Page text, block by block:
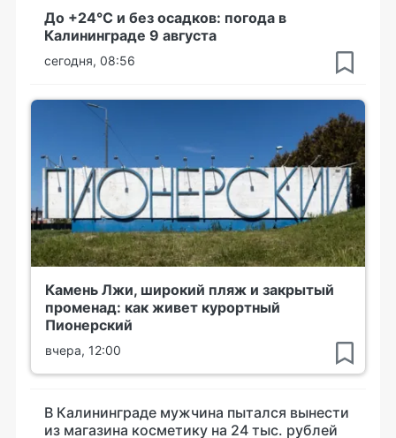
До +24°С и без осадков: погода в
Калининграде 9 августа
сегодня, 08:56
Камень Лжи, широкий пляж и закрытый
променад: как живет курортный
Пионерский
вчера, 12:00
В Калининграде мужчина пытался вынести
из магазина косметику на 24 тыс. рублей